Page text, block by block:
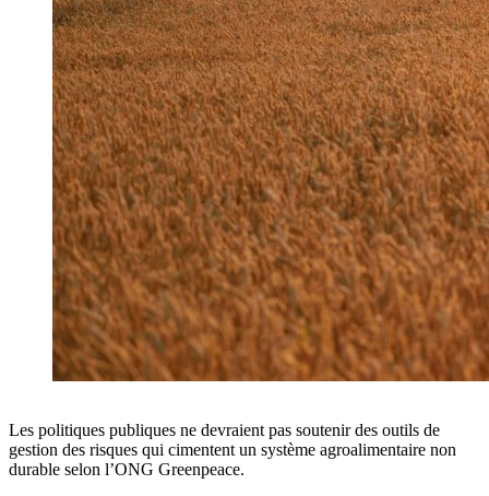
Les politiques publiques ne devraient pas soutenir des outils de
gestion des risques qui cimentent un système agroalimentaire non
durable selon l’ONG Greenpeace.